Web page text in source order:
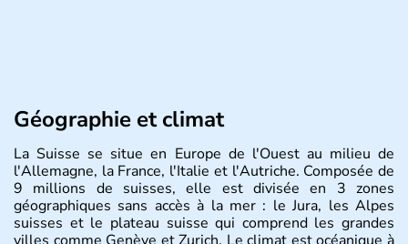
Géographie et climat
La Suisse se situe en Europe de l'Ouest au milieu de
l'Allemagne, la France, l'Italie et l'Autriche. Composée de
9 millions de suisses, elle est divisée en 3 zones
géographiques sans accès à la mer : le Jura, les Alpes
suisses et le plateau suisse qui comprend les grandes